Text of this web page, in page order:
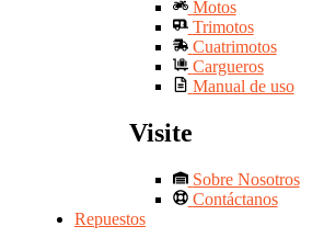
Motos
Trimotos
Cuatrimotos
Cargueros
Manual de uso
Visite
Sobre Nosotros
Contáctanos
Repuestos